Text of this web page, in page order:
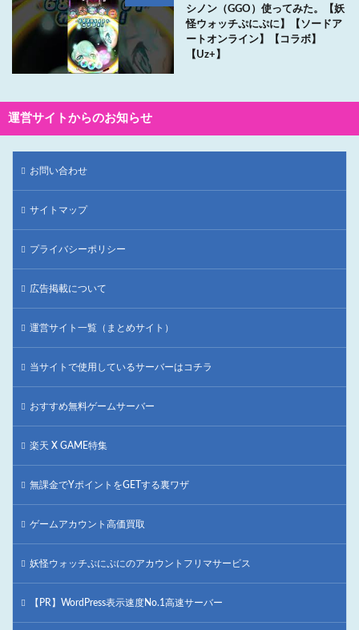
シノン（GGO）使ってみた。【妖
怪ウォッチぷにぷに】【ソードア
ートオンライン】【コラボ】
【Uz+】
運営サイトからのお知らせ
お問い合わせ
サイトマップ
プライバシーポリシー
広告掲載について
運営サイト一覧（まとめサイト）
当サイトで使用しているサーバーはコチラ
おすすめ無料ゲームサーバー
楽天 X GAME特集
無課金でYポイントをGETする裏ワザ
ゲームアカウント高価買取
妖怪ウォッチぷにぷにのアカウントフリマサービス
【PR】WordPress表示速度No.1高速サーバー